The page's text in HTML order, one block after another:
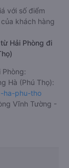
với số điểm
khách hàng
Hải Phòng đi
Phòng:
Hà (Phú Thọ):
ha-phu-tho
Vĩnh Tường -